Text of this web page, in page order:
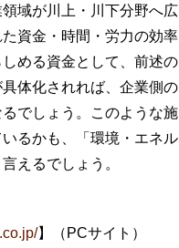
域が川上・川下分野へ広
資金・時間・労力の効率
める資金として、前述の
体化されれば、企業側の
でしょう。このような施
るかも、「環境・エネル
えるでしょう。
】（PCサイト）